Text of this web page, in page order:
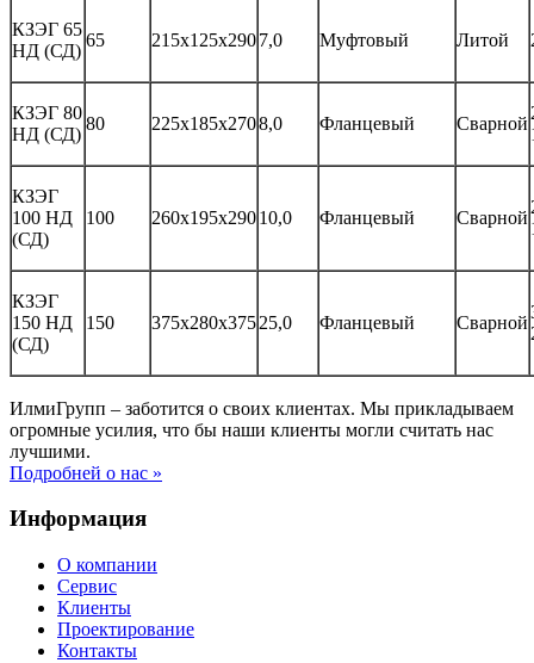
КЗЭГ 65
НД (СД)
65 215х125х2907,0 Муфтовый Литой
КЗЭГ 80
НД (СД)
80 225х185х2708,0 Фланцевый Сварной
КЗЭГ
100 НД
(СД)
100 260х195х29010,0 Фланцевый Сварной
КЗЭГ
150 НД
(СД)
150 375х280х37525,0 Фланцевый Сварной
ИлмиГрупп – заботится о своих клиентах. Мы прикладываем
огромные усилия, что бы наши клиенты могли считать нас
лучшими.
Подробней о нас »
Информация
О компании
Сервис
Клиенты
Проектирование
Контакты